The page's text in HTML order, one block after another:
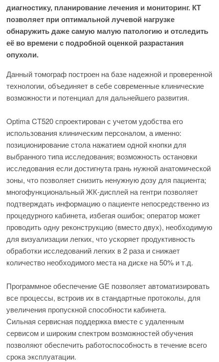
диагностику, планирование лечения и мониторинг. КТ
позволяет при оптимальной лучевой нагрузке
обнаружить даже самую малую патологию и отследить
её во времени с подробной оценкой разрастания
опухоли.
Данный томограф построен на базе надежной и проверенной
технологии, объединяет в себе современные клинические
возможности и потенциал для дальнейшего развития.
Optima CT520 спроектирован с учетом удобства его
использования клиническим персоналом, а именно:
позиционирование стола нажатием одной кнопки для
выбранного типа исследования; возможность остановки
исследования если достигнута грань нужной анатомической
зоны, что позволяет снизить ненужную дозу для пациента;
многофункциональный ЖК-дисплей на гентри позволяет
подтверждать информацию о пациенте непосредственно из
процедурного кабинета, избегая ошибок; оператор может
проводить одну реконструкцию (вместо двух), необходимую
для визуализации легких, что ускоряет продуктивность
обработки исследований легких в 2 раза и снижает
количество необходимого места на диске на 50% и т.д.
Программное обеспечение GE позволяет автоматизировать
все процессы, встроив их в стандартные протоколы, для
увеличения пропускной способности кабинета.
Сильная сервисная поддержка вместе с удаленным
сервисом и широким спектром возможностей обучения
позволяют обеспечить работоспособность в течение всего
срока эксплуатации.